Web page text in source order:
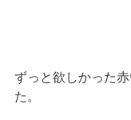
ずっと欲しかった
た。